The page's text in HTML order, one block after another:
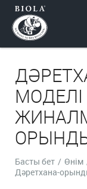
МОДЕЛІ
Басты бет / Өнім
Дәретхана-